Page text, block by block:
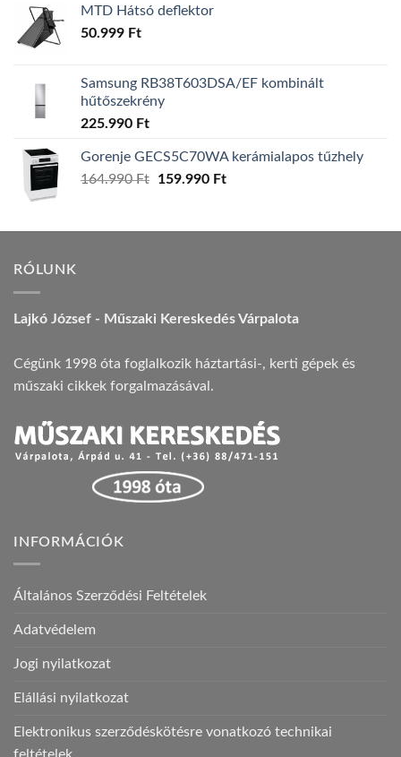
MTD Hátsó deflektor
50.999 Ft
Samsung RB38T603DSA/EF kombinált
hűtőszekrény
225.990 Ft
Gorenje GECS5C70WA kerámialapos tűzhely
164.990Ft
Original
164.990 Ft.
159.990 FtCurrent
159.990 Ft.
RÓLUNK
Lajkó József - Műszaki Kereskedés Várpalota
Cégünk 1998 óta foglalkozik háztartási-, kerti gépek és
műszaki cikkek forgalmazásával.
INFORMÁCIÓK
Általános Szerződési Feltételek
Adatvédelem
Jogi nyilatkozat
Elállási nyilatkozat
Elektronikus szerződéskötésre vonatkozó technikai